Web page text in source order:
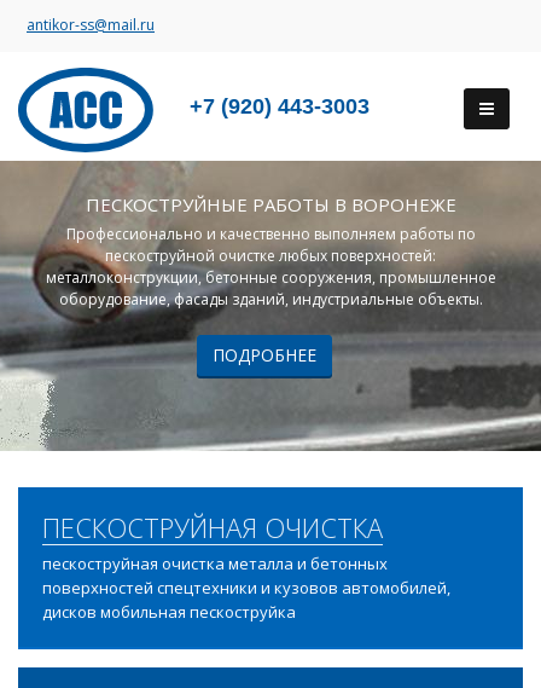
antikor-ss@mail.ru
+7 (920) 443-3003
ПЕСКОСТРУЙНЫЕ РАБОТЫ В ВОРОНЕЖЕ
Профессионально и качественно выполняем работы по
пескоструйной очистке любых поверхностей:
металлоконструкции, бетонные сооружения, промышленное
оборудование, фасады зданий, индустриальные объекты.
ПОДРОБНЕЕ
ПЕСКОСТРУЙНАЯ ОЧИСТКА
пескоструйная очистка металла и бетонных
поверхностей спецтехники и кузовов автомобилей,
дисков мобильная пескоструйка